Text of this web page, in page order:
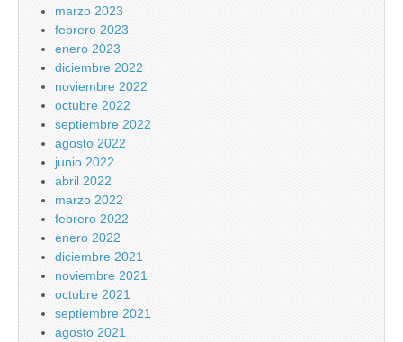
marzo 2023
febrero 2023
enero 2023
diciembre 2022
noviembre 2022
octubre 2022
septiembre 2022
agosto 2022
junio 2022
abril 2022
marzo 2022
febrero 2022
enero 2022
diciembre 2021
noviembre 2021
octubre 2021
septiembre 2021
agosto 2021